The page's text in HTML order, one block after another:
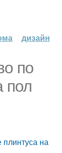
дизайн
по
пол
плинтуса на